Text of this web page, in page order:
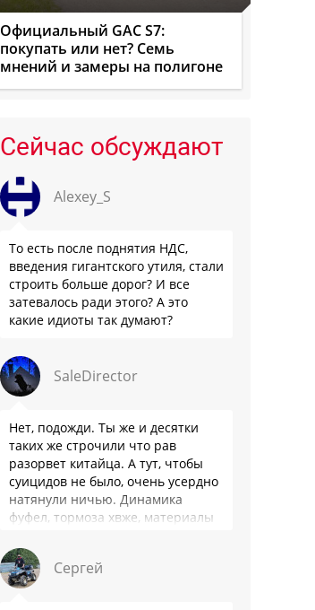
Официальный GAC S7:
покупать или нет? Семь
мнений и замеры на полигоне
Сейчас обсуждают
Alexey_S
То есть после поднятия НДС,
введения гигантского утиля, стали
строить больше дорог? И все
затевалось ради этого? А это
какие идиоты так думают?
SaleDirector
Нет, подожди. Ты же и десятки
таких же строчили что рав
разорвет китайца. А тут, чтобы
суицидов не было, очень усердно
натянули ничью. Динамика
фуфел, тормоза хвже, материалы
Сергей